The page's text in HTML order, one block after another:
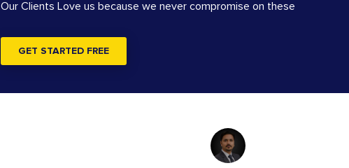
Our Clients Love us because we never compromise on these
GET STARTED FREE